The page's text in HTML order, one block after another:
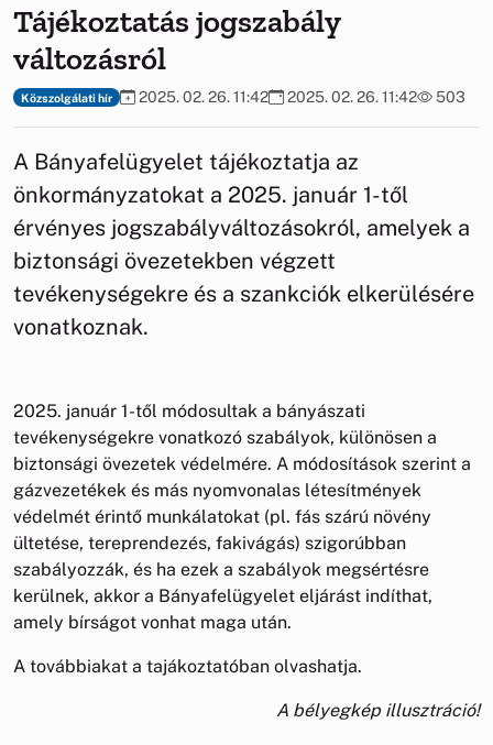
Tájékoztatás jogszabály
változásról
Közszolgálati hír 2025. 02. 26. 11:42 2025. 02. 26. 11:42 503
A Bányafelügyelet tájékoztatja az
önkormányzatokat a 2025. január 1-től
érvényes jogszabályváltozásokról, amelyek a
biztonsági övezetekben végzett
tevékenységekre és a szankciók elkerülésére
vonatkoznak.
2025. január 1-től módosultak a bányászati
tevékenységekre vonatkozó szabályok, különösen a
biztonsági övezetek védelmére. A módosítások szerint a
gázvezetékek és más nyomvonalas létesítmények
védelmét érintő munkálatokat (pl. fás szárú növény
ültetése, tereprendezés, fakivágás) szigorúbban
szabályozzák, és ha ezek a szabályok megsértésre
kerülnek, akkor a Bányafelügyelet eljárást indíthat,
amely bírságot vonhat maga után.
A továbbiakat a tajákoztatóban olvashatja.
A bélyegkép illusztráció!